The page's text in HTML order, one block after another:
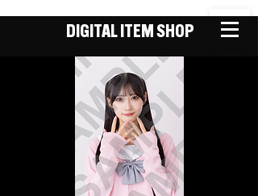
DIGITAL ITEM SHOP